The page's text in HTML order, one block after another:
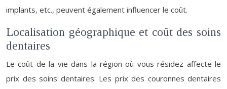
implants, etc., peuvent également influencer le coût.
Localisation géographique et coût des soins
dentaires
Le coût de la vie dans la région où vous résidez affecte le
prix des soins dentaires. Les prix des couronnes dentaires